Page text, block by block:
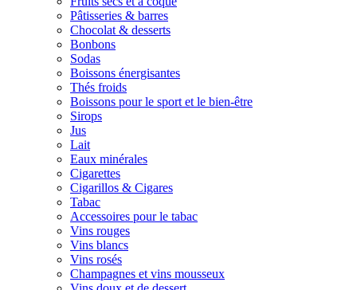
Pâtisseries & barres
Chocolat & desserts
Bonbons
Sodas
Boissons énergisantes
Thés froids
Boissons pour le sport et le bien-être
Sirops
Jus
Lait
Eaux minérales
Cigarettes
Cigarillos & Cigares
Tabac
Accessoires pour le tabac
Vins rouges
Vins blancs
Vins rosés
Champagnes et vins mousseux